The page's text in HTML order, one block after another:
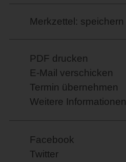
Merkzettel: speichern
PDF drucken
E-Mail verschicken
Termin übernehmen
Weitere Informationen
Facebook
Twitter